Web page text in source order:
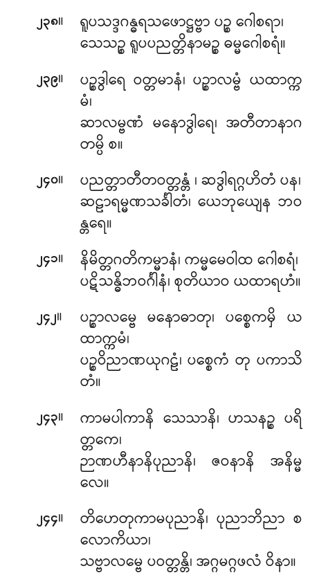
၂၃၈။
ရူပသဒ္ဒဂန္ဓရသဖောဋ္ဌဗ္ဗာ ပဉ္စ ဂေါစရာ၊
သေသဉ္စ ရူပပညတ္တိနာမဉ္စ ဓမ္မဂေါစရံ။
၂၃၉။
ပဉ္စဒွါရေ ဝတ္တမာနံ၊ ပဉ္စာလမ္ဗံ ယထာက္က
မံ၊
ဆာလမ္ဗဏံ မနောဒွါရေ၊ အတီတာနာဂ
တမ္ပိ စ။
၂၄၀။ ပညတ္တာတီတဝတ္တန္တံ၊ ဆဒွါရဂ္ဂဟိတံ ပန၊
ဆဠာရမ္မဏသင်္ခါတံ၊ ယေဘုယျေန ဘဝ
န္တရေ။
၂၄၁။
နိမိတ္တဂတိကမ္မာနံ၊ ကမ္မမေဝါထ ဂေါစရံ၊
ပဋိသန္ဓိဘဝင်္ဂါနံ၊ စုတိယာဝ ယထာရဟံ။
၂၄၂။
ပဉ္စာလမ္ဗေ မနောဓာတု၊ ပစ္စေကမှိ ယ
ထာက္ကမံ၊
ပဉ္စဝိညာဏယုဂဠံ၊ ပစ္စေကံ တု ပကာသိ
တံ။
၂၄၃။
ကာမပါကာနိ သေသာနိ၊ ဟသနဉ္စ ပရိ
တ္တကေ၊
ဉာဏဟီနာနိပုညာနိ၊ ဇဝနာနိ အနိမ္မ
လေ။
၂၄၄။
တိဟေတုကာမပုညာနိ၊ ပုညာဘိညာ စ
လောကိယာ၊
သဗ္ဗာလမ္ဗေ ပဝတ္တန္တိ၊ အဂ္ဂမဂ္ဂဖလံ ဝိနာ။